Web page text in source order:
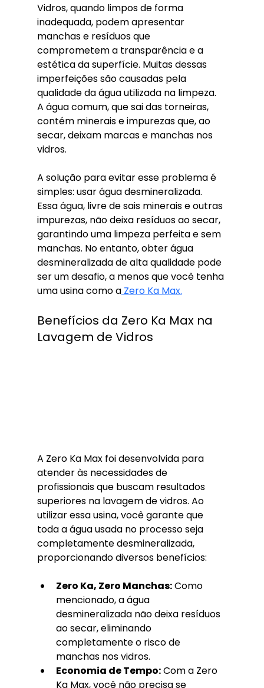
Vidros, quando limpos de forma
inadequada, podem apresentar
manchas e resíduos que
comprometem a transparência e a
estética da superfície. Muitas dessas
imperfeições são causadas pela
qualidade da água utilizada na limpeza.
A água comum, que sai das torneiras,
contém minerais e impurezas que, ao
secar, deixam marcas e manchas nos
vidros.
A solução para evitar esse problema é
simples: usar água desmineralizada.
Essa água, livre de sais minerais e outras
impurezas, não deixa resíduos ao secar,
garantindo uma limpeza perfeita e sem
manchas. No entanto, obter água
desmineralizada de alta qualidade pode
ser um desafio, a menos que você tenha
uma usina como a Zero Ka Max.
Benefícios da Zero Ka Max na
Lavagem de Vidros
A Zero Ka Max foi desenvolvida para
atender às necessidades de
profissionais que buscam resultados
superiores na lavagem de vidros. Ao
utilizar essa usina, você garante que
toda a água usada no processo seja
completamente desmineralizada,
proporcionando diversos benefícios:
Zero Ka, Zero Manchas: Como
mencionado, a água
desmineralizada não deixa resíduos
ao secar, eliminando
completamente o risco de
manchas nos vidros.
Economia de Tempo: Com a Zero
Ka Max, você não precisa se